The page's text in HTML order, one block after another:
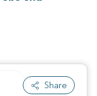
Share